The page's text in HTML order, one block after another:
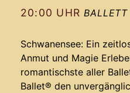
20:00 UHR BALLETT
Schwanensee: Ein
Anmut und Magie
romantischste aller
Ballet® den